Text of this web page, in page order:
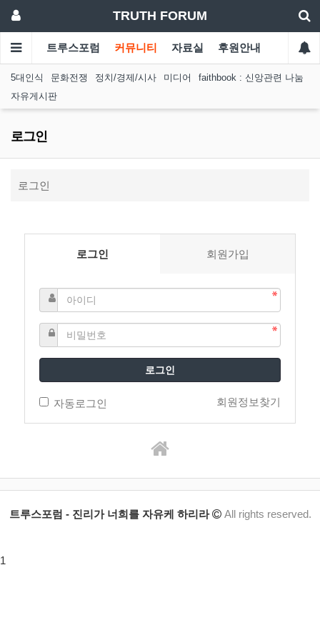
TRUTH FORUM
트루스포럼 커뮤니티 자료실 후원안내
5대인식 문화전쟁 정치/경제/시사 미디어
faithbook : 신앙관련 나눔
자유게시판
로그인
로그인
로그인 회원가입
로그인
자동로그인 회원정보찾기
트루스포럼 - 진리가 너희를 자유케 하리라 All rights reserved.
1